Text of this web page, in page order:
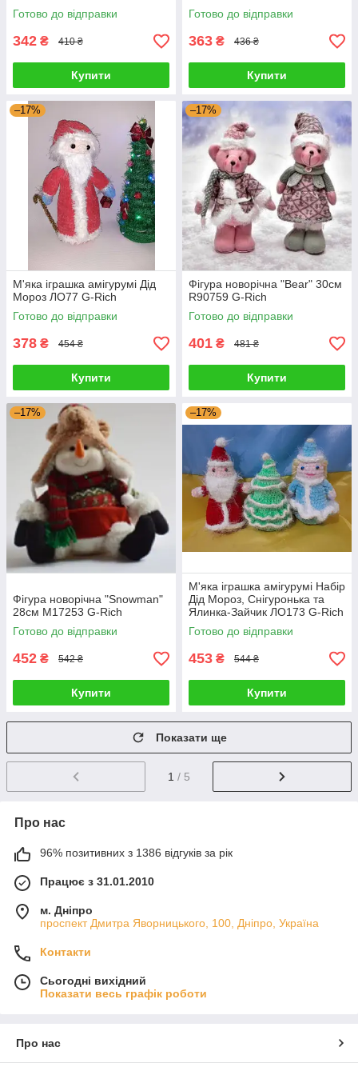
Готово до відправки
342 ₴ 410 ₴
Купити
Готово до відправки
363 ₴ 436 ₴
Купити
–17%
М'яка іграшка амігурумі Дід
Мороз ЛО77 G-Rich
Готово до відправки
378 ₴ 454 ₴
Купити
–17%
Фігура новорічна "Bear" 30см
R90759 G-Rich
Готово до відправки
401 ₴ 481 ₴
Купити
–17%
Фігура новорічна "Snowman"
28см M17253 G-Rich
Готово до відправки
452 ₴ 542 ₴
Купити
–17%
М'яка іграшка амігурумі Набір
Дід Мороз, Снігуронька та
Ялинка-Зайчик ЛО173 G-Rich
Готово до відправки
453 ₴ 544 ₴
Купити
Показати ще
1 / 5
Про нас
96% позитивних з 1386 відгуків за рік
Працює з 31.01.2010
м. Дніпро
проспект Дмитра Яворницького, 100, Дніпро, Україна
Контакти
Сьогодні вихідний
Показати весь графік роботи
Про нас